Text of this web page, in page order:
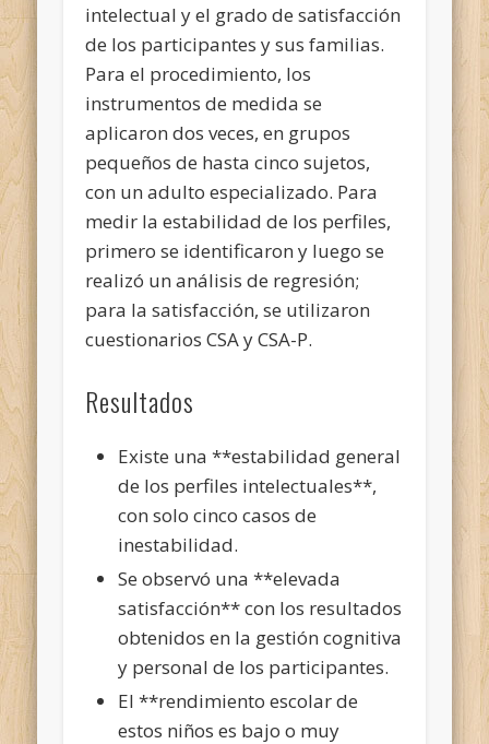
intelectual y el grado de satisfacción
de los participantes y sus familias.
Para el procedimiento, los
instrumentos de medida se
aplicaron dos veces, en grupos
pequeños de hasta cinco sujetos,
con un adulto especializado. Para
medir la estabilidad de los perfiles,
primero se identificaron y luego se
realizó un análisis de regresión;
para la satisfacción, se utilizaron
cuestionarios CSA y CSA-P.
Resultados
Existe una **estabilidad general
de los perfiles intelectuales**,
con solo cinco casos de
inestabilidad.
Se observó una **elevada
satisfacción** con los resultados
obtenidos en la gestión cognitiva
y personal de los participantes.
El **rendimiento escolar de
estos niños es bajo o muy